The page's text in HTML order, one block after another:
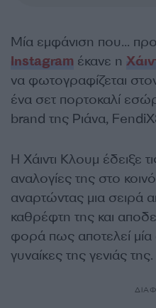
Μία εμφάνιση που…
Instagram έκανε η
να φωτογραφίζεται
ένα σετ πορτοκαλί
brand της Ριάνα,
Η Χάιντι Κλουμ έδειξε
αναλογίες της στο
αναρτώντας μια σειρά
καθρέφτη της και
φορά πως αποτελεί μία
γυναίκες της γενιάς της.